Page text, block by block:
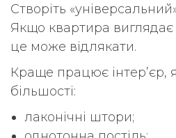
Створіть
Якщо квартира виглядає
це може відлякати.
Краще працює інтер’єр,
більшості:
лаконічні штори;